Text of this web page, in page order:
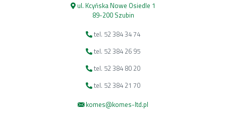
ul. Kcyńska Nowe Osiedle 1
89-200 Szubin
tel. 52 384 34 74
tel. 52 384 26 95
tel. 52 384 80 20
tel. 52 384 21 70
komes@komes-ltd.pl